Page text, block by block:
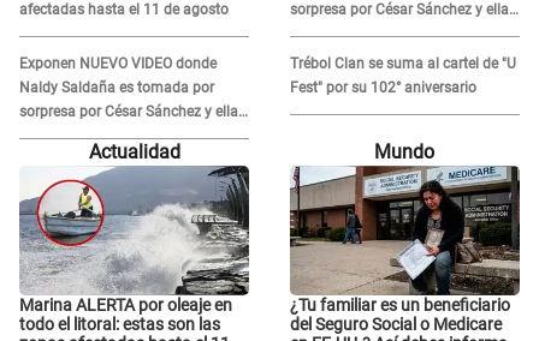
afectadas hasta el 11 de agosto
Exponen NUEVO VIDEO donde
Naldy Saldaña es tomada por
sorpresa por César Sánchez y ella
evidencia su REACCIÓN: Le agarró
sorpresa por César Sánchez y ella
evidencia su REACCIÓN: Le agarró
la mano
Trébol Clan se suma al cartel de "U
Fest" por su 102° aniversario
Actualidad
Marina ALERTA por oleaje en
todo el litoral: estas son las
Mundo
¿Tu familiar es un beneficiario
del Seguro Social o Medicare